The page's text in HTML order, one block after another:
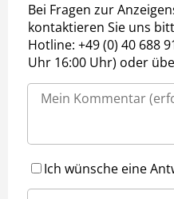
Bei Fragen zur
kontaktieren Sie uns
Hotline: +49 (0) 40 688
Uhr 16:00 Uhr) oder
Ich wünsche eine